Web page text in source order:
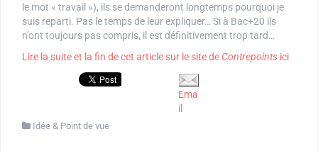
le mot « travail »), ils se demanderont longtemps pourquoi je
suis reparti. Pas le temps de leur expliquer… Si à Bac+20 ils
n’ont toujours pas compris, il est définitivement trop tard…
Lire la suite et la fin de cet article sur le site de Contrepoints ici
Ema
il
Idée & Point de vue